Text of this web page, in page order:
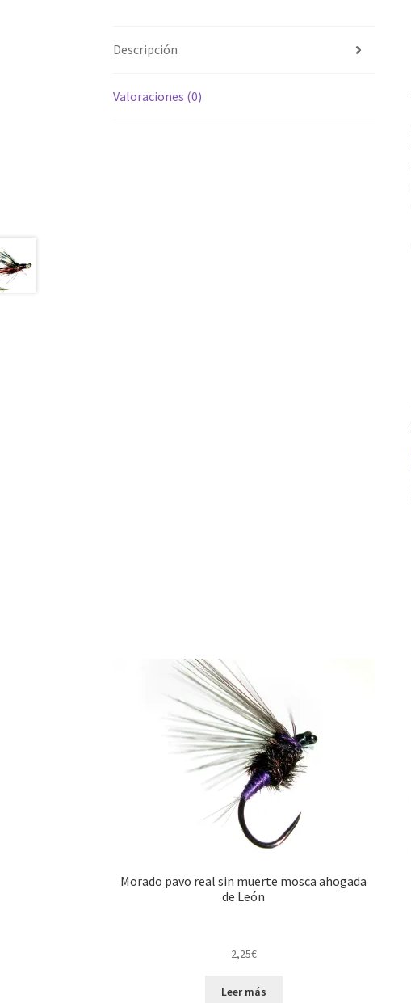
Descripción
Valoraciones (0)
Morado pavo real sin muerte mosca ahogada
de León
2,25€
Leer más